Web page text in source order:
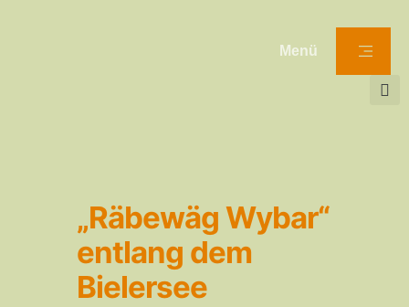
Menü
„Räbewäg Wybar“
entlang dem
Bielersee